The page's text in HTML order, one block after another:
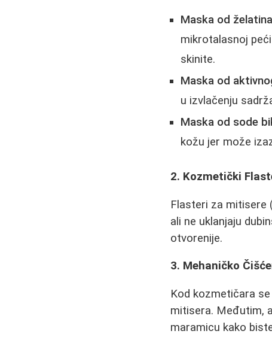
Maska od
mikrotalasnoj
skinite.
Maska od
u izvlačenju
Maska od sode
kožu jer može
2. Kozmetički
Flasteri za mitisere
ali ne uklanjaju
otvorenije.
3. Mehaničko
Kod kozmetičara
mitisera. Međutim,
maramicu kako